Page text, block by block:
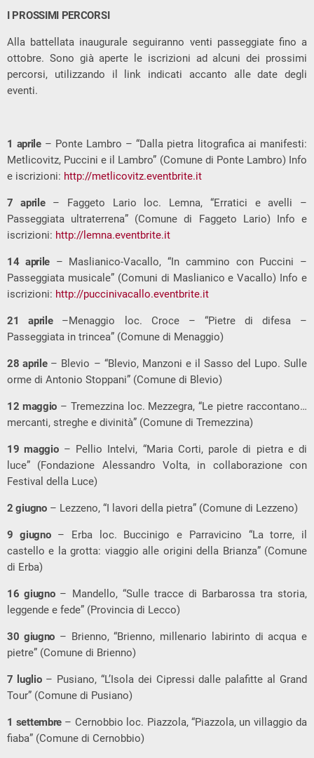
I PROSSIMI PERCORSI
Alla battellata inaugurale seguiranno venti passeggiate fino a
ottobre. Sono già aperte le iscrizioni ad alcuni dei prossimi
percorsi, utilizzando il link indicati accanto alle date degli
eventi.
1 aprile – Ponte Lambro – “Dalla pietra litografica ai manifesti:
Metlicovitz, Puccini e il Lambro” (Comune di Ponte Lambro) Info
e iscrizioni: http://metlicovitz.eventbrite.it
7 aprile– Faggeto Lario loc. Lemna, “Erratici e avelli –
Passeggiata ultraterrena” (Comune di Faggeto Lario) Info e
iscrizioni: http://lemna.eventbrite.it
14 aprile – Maslianico-Vacallo, “In cammino con Puccini –
Passeggiata musicale” (Comuni di Maslianico e Vacallo) Info e
iscrizioni: http://puccinivacallo.eventbrite.it
21 aprile–Menaggio loc. Croce – “Pietre di difesa –
Passeggiata in trincea” (Comune di Menaggio)
28 aprile– Blevio – “Blevio, Manzoni e il Sasso del Lupo. Sulle
orme di Antonio Stoppani” (Comune di Blevio)
12 maggio – Tremezzina loc. Mezzegra, “Le pietre raccontano…
mercanti, streghe e divinità” (Comune di Tremezzina)
19 maggio– Pellio Intelvi, “Maria Corti, parole di pietra e di
luce” (Fondazione Alessandro Volta, in collaborazione con
Festival della Luce)
2 giugno– Lezzeno, “I lavori della pietra” (Comune di Lezzeno)
9 giugno– Erba loc. Buccinigo e Parravicino “La torre, il
castello e la grotta: viaggio alle origini della Brianza” (Comune
di Erba)
16 giugno– Mandello, “Sulle tracce di Barbarossa tra storia,
leggende e fede” (Provincia di Lecco)
30 giugno – Brienno, “Brienno, millenario labirinto di acqua e
pietre” (Comune di Brienno)
7 luglio– Pusiano, “L’Isola dei Cipressi dalle palafitte al Grand
Tour” (Comune di Pusiano)
1 settembre – Cernobbio loc. Piazzola, “Piazzola, un villaggio da
fiaba” (Comune di Cernobbio)